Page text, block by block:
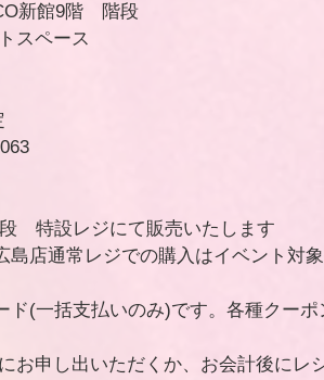
新館9階　階段
スペース
　特設レジにて販売いたします
店通常レジでの購入はイベント対
(一括支払いのみ)です。各種クーポ
申し出いただくか、お会計後にレ